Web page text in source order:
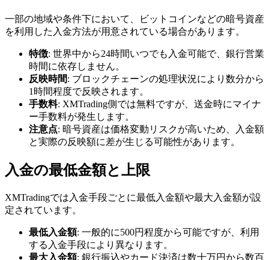
一部の地域や条件下において、ビットコインなどの暗号資産
を利用した入金方法が用意されている場合があります。
特徴: 世界中から24時間いつでも入金可能で、銀行営業
時間に依存しません。
反映時間: ブロックチェーンの処理状況により数分から
1時間程度で反映されます。
手数料: XMTrading側では無料ですが、送金時にマイナ
ー手数料が発生します。
注意点: 暗号資産は価格変動リスクが高いため、入金額
と実際の反映額に差が生じる可能性があります。
入金の最低金額と上限
XMTradingでは入金手段ごとに最低入金額や最大入金額が設
定されています。
最低入金額: 一般的に500円程度から可能ですが、利用
する入金手段により異なります。
最大入金額: 銀行振込やカード決済は数十万円から数百